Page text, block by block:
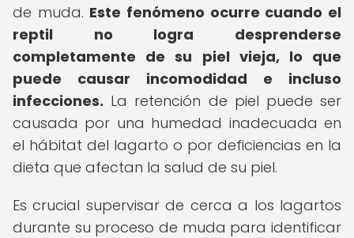
de muda. Este fenómeno ocurre cuando el
reptil no logra desprenderse
completamente de su piel vieja, lo que
puede causar incomodidad e incluso
infecciones. La retención de piel puede ser
causada por una humedad inadecuada en
el hábitat del lagarto o por deficiencias en la
dieta que afectan la salud de su piel.
Es crucial supervisar de cerca a los lagartos
durante su proceso de muda para identificar